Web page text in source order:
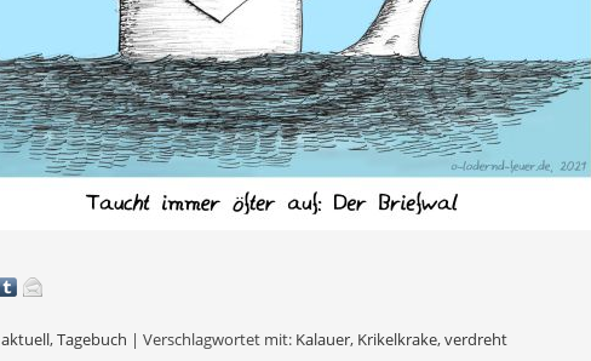
aktuell,Tagebuch | Verschlagwortet mit: Kalauer, Krikelkrake,verdreht